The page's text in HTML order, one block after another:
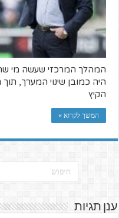
היה כמובן שינוי המערך,
הקיץ
המשך לקרוא »
ענן תגיות